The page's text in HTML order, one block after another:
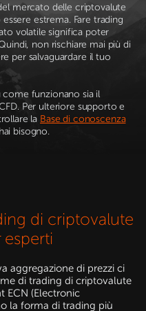
mercato delle criptovalute
estrema. Fare trading
volatile significa poter
non rischiare mai più di
per salvaguardare il tuo
come funzionano sia il
Per ulteriore supporto e
la Base di conoscenza
bisogno.
di criptovalute
esperti
aggregazione di prezzi ci
di trading di criptovalute
ECN (Electronic
la forma di trading più